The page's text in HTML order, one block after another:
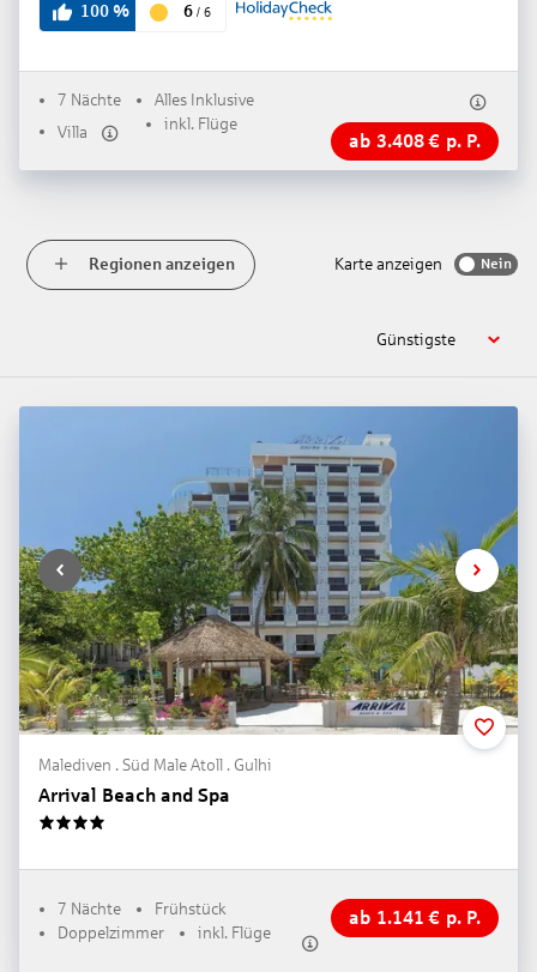
100% 6 / 6
7 Nächte
Alles Inklusive
Villa
inkl. Flüge
ab 3.408€ p. P.
Regionen anzeigen Karte anzeigen Nein
Günstigste
Malediven . Süd Male Atoll . Gulhi
Arrival Beach and Spa
7 Nächte
Frühstück
Doppelzimmer
inkl. Flüge
ab 1.141 € p. P.